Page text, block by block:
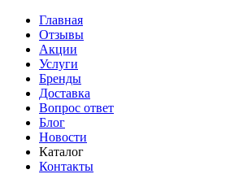
Главная
Отзывы
Акции
Услуги
Бренды
Доставка
Вопрос ответ
Блог
Новости
Каталог
Контакты